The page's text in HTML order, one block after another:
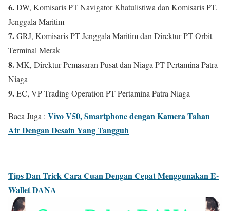
6.DW, Komisaris PT Navigator Khatulistiwa dan Komisaris PT.
Jenggala Maritim
7.GRJ, Komisaris PT Jenggala Maritim dan Direktur PT Orbit
Terminal Merak
8.MK, Direktur Pemasaran Pusat dan Niaga PT Pertamina Patra
Niaga
9.EC, VP Trading Operation PT Pertamina Patra Niaga
Baca Juga : Vivo V50, Smartphone dengan Kamera Tahan
Air Dengan Desain Yang Tangguh
Tips Dan Trick Cara Cuan Dengan Cepat Menggunakan E-
Wallet DANA